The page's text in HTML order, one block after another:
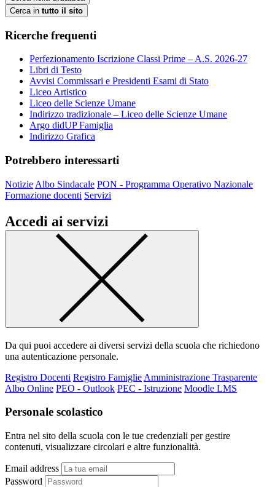
Cerca in tutto il sito
Ricerche frequenti
Perfezionamento Iscrizione Classi Prime – A.S. 2026-27
Libri di Testo
Avvisi Commissari e Presidenti Esami di Stato
Liceo Artistico
Liceo delle Scienze Umane
Indirizzo tradizionale – Liceo delle Scienze Umane
Argo didUP Famiglia
Indirizzo Grafica
Potrebbero interessarti
Notizie Albo Sindacale PON - Programma Operativo Nazionale
Formazione docenti Servizi
Accedi ai servizi
Da qui puoi accedere ai diversi servizi della scuola che richiedono
una autenticazione personale.
Registro Docenti Registro Famiglie Amministrazione Trasparente
Albo Online PEO - Outlook PEC - Istruzione Moodle LMS
Personale scolastico
Entra nel sito della scuola con le tue credenziali per gestire
contenuti, visualizzare circolari e altre funzionalità.
Email address
Password